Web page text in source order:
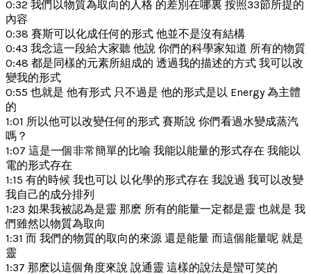
0:32 我們以物質為取向的人格 的差別在哪裏 按照33節所提的
內容
0:38 賽斯可以化成任何的形式 他並不是沒有結構
0:43 我念這一段給大家聽 他說 你們的科學家知道 所有的物質
0:48 都是同樣的元素所組成的 透過我的描述的方式 我可以改
變我的形式
0:55 也就是 他有形式 只不過是 他的形式是以 Energy 為主體
的
1:01 所以他可以改變任何的形式 賽斯說 你們看過水變成蒸汽
嗎？
1:07 這是一個非常簡單的比喻 我能以能量的形式存在 我能以
電的形式存在
1:15 有的時候 我也可以 以化學的形式存在 我說過 我可以改變
我自己的成分排列
1:23 如果我被認為是靈 那麽 所有的能量一定都是靈 也就是 我
們雖然以物質為取向
1:31 而 我們的物質的取向的來源 還是能量 而這個能量呢 就是
靈
1:37 那麽以這個角度來說 說通靈 這樣的說法是蠻可笑的